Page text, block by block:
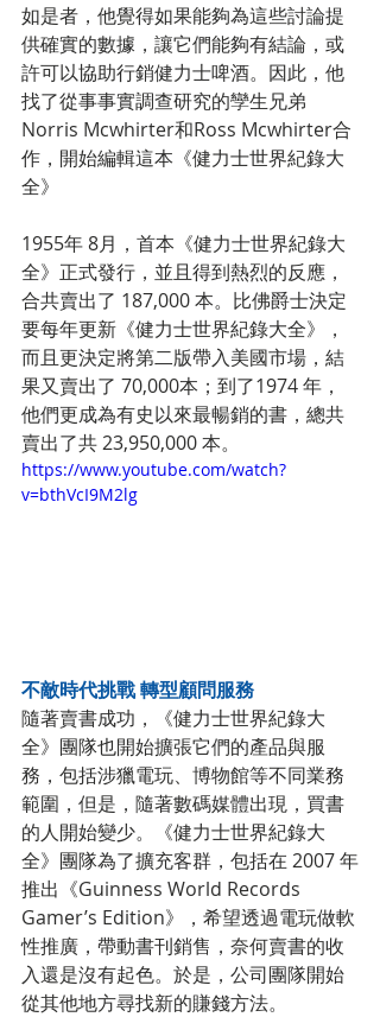
如是者，他覺得如果能夠為這些討論提
供確實的數據，讓它們能夠有結論，或
許可以協助行銷健力士啤酒。因此，他
找了從事事實調查研究的孿生兄弟
Norris Mcwhirter和Ross Mcwhirter合
作，開始編輯這本《健力士世界紀錄大
全》
1955年 8月，首本《健力士世界紀錄大
全》正式發行，並且得到熱烈的反應，
合共賣出了 187,000 本。比佛爵士決定
要每年更新《健力士世界紀錄大全》，
而且更決定將第二版帶入美國市場，結
果又賣出了 70,000本；到了1974 年，
他們更成為有史以來最暢銷的書，總共
賣出了共 23,950,000 本。
https://www.youtube.com/watch?
v=bthVcI9M2lg
不敵時代挑戰 轉型顧問服務
隨著賣書成功，《健力士世界紀錄大
全》團隊也開始擴張它們的產品與服
務，包括涉獵電玩、博物館等不同業務
範圍，但是，隨著數碼媒體出現，買書
的人開始變少。《健力士世界紀錄大
全》團隊為了擴充客群，包括在 2007 年
推出《Guinness World Records
Gamer’s Edition》，希望透過電玩做軟
性推廣，帶動書刊銷售，奈何賣書的收
入還是沒有起色。於是，公司團隊開始
從其他地方尋找新的賺錢方法。